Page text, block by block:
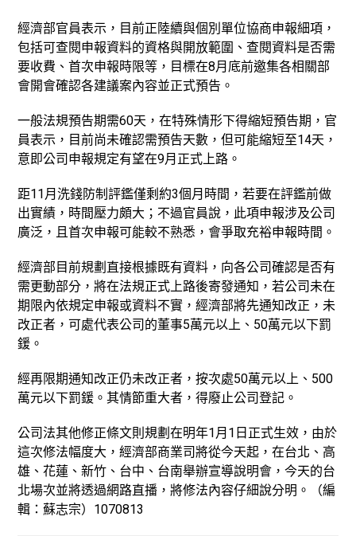
經濟部官員表示，目前正陸續與個別單位協商申報細項，
包括可查閱申報資料的資格與開放範圍、查閱資料是否需
要收費、首次申報時限等，目標在8月底前邀集各相關部
會開會確認各建議案內容並正式預告。
一般法規預告期需60天，在特殊情形下得縮短預告期，官
員表示，目前尚未確認需預告天數，但可能縮短至14天，
意即公司申報規定有望在9月正式上路。
距11月洗錢防制評鑑僅剩約3個月時間，若要在評鑑前做
出實績，時間壓力頗大；不過官員說，此項申報涉及公司
廣泛，且首次申報可能較不熟悉，會爭取充裕申報時間。
經濟部目前規劃直接根據既有資料，向各公司確認是否有
需更動部分，將在法規正式上路後寄發通知，若公司未在
期限內依規定申報或資料不實，經濟部將先通知改正，未
改正者，可處代表公司的董事5萬元以上、50萬元以下罰
鍰。
經再限期通知改正仍未改正者，按次處50萬元以上、500
萬元以下罰鍰。其情節重大者，得廢止公司登記。
公司法其他修正條文則規劃在明年1月1日正式生效，由於
這次修法幅度大，經濟部商業司將從今天起，在台北、高
雄、花蓮、新竹、台中、台南舉辦宣導說明會，今天的台
北場次並將透過網路直播，將修法內容仔細說分明。（編
輯：蘇志宗）1070813